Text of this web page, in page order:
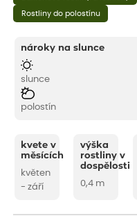
Rostliny do polostínu
nároky na slunce
slunce
polostín
kvete v
měsících
květen
- září
výška
rostliny v
dospělosti
0,4 m